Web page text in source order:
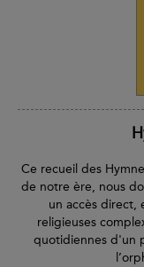
Ce recueil des
de notre ère, nous
un accès direct,
religieuses
quotidiennes d'un